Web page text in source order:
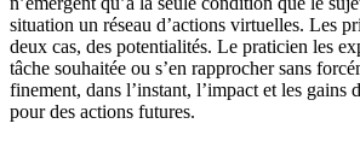
situation un réseau d’actions virtuelles. Les
deux cas, des potentialités. Le praticien les
tâche souhaitée ou s’en rapprocher sans
finement, dans l’instant, l’impact et les gains
pour des actions futures.